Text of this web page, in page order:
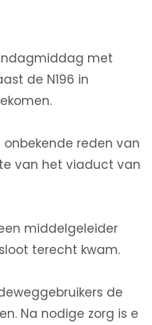
met
de N196 in
reden van
van het viaduct van
middelgeleider
terecht kwam.
de
Na nodige zorg is e